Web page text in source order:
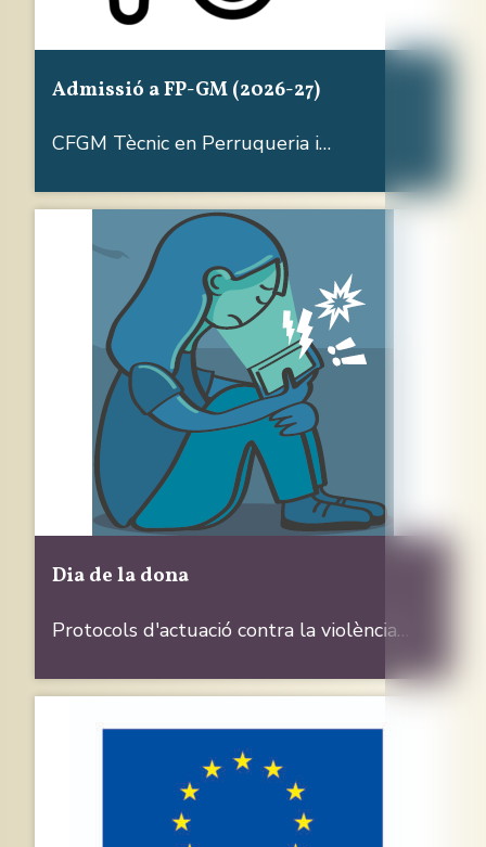
Admissió a FP-GM (2026-27)
CFGM Tècnic en Perruqueria i…
Dia de la dona
Protocols d'actuació contra la violència…